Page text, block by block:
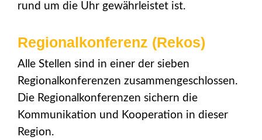
rund um die Uhr gewährleistet ist.
Regionalkonferenz (Rekos)
Alle Stellen sind in einer der sieben
Regionalkonferenzen zusammengeschlossen.
Die Regionalkonferenzen sichern die
Kommunikation und Kooperation in dieser
Region.